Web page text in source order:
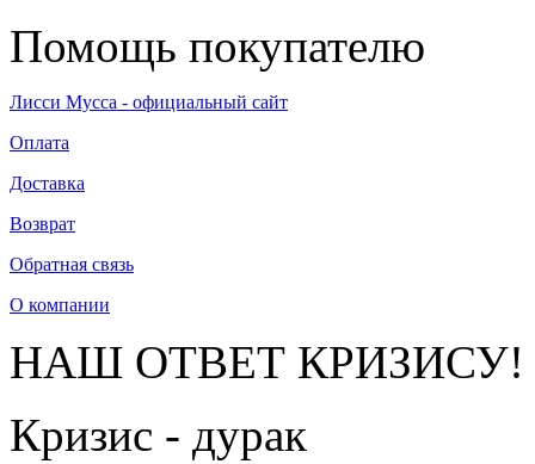
Помощь покупателю
Лисси Мусса - официальный сайт
Оплата
Доставка
Возврат
Обратная связь
О компании
НАШ ОТВЕТ КРИЗИСУ!
Кризис - дурак